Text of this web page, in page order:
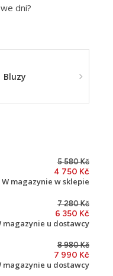
dni?
Bluzy
5 580 Kč
4 750 Kč
W magazynie w sklepie
7 280 Kč
6 350 Kč
magazynie u dostawcy
8 980 Kč
7 990 Kč
magazynie u dostawcy